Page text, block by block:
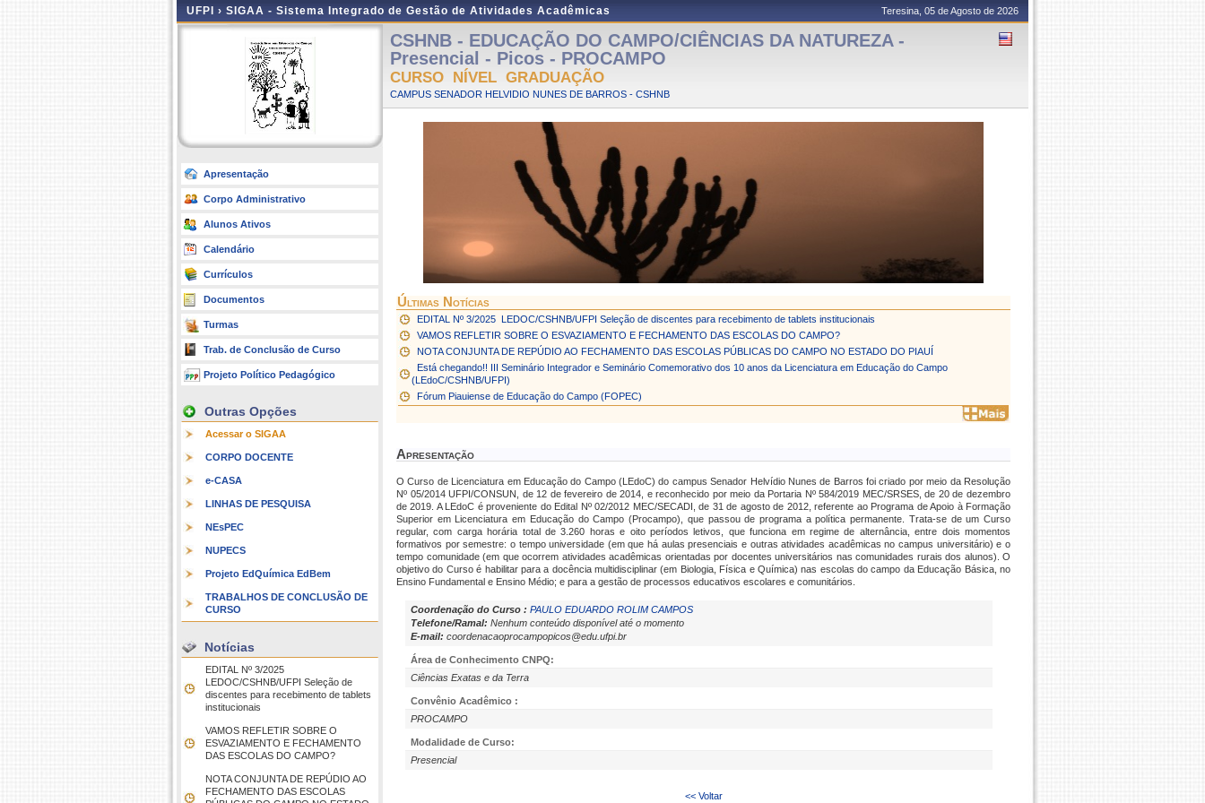
UFPI › SIGAA - Sistema Integrado de Gestão de Atividades Acadêmicas Teresina, 05 de Agosto de 2026
Apresentação
Corpo Administrativo
Alunos Ativos
Calendário
Currículos
Documentos
Turmas
Trab. de Conclusão de Curso
Projeto Político Pedagógico
Outras Opções
Acessar o SIGAA
CORPO DOCENTE
e-CASA
LINHAS DE PESQUISA
NEsPEC
NUPECS
Projeto EdQuímica EdBem
TRABALHOS DE CONCLUSÃO DE
CURSO
Notícias
EDITAL Nº 3/2025 
LEDOC/CSHNB/UFPI Seleção de
discentes para recebimento de tablets
institucionais
VAMOS REFLETIR SOBRE O
ESVAZIAMENTO E FECHAMENTO
DAS ESCOLAS DO CAMPO?
NOTA CONJUNTA DE REPÚDIO AO
FECHAMENTO DAS ESCOLAS
CSHNB - EDUCAÇÃO DO CAMPO/CIÊNCIAS DA NATUREZA -
Presencial - Picos - PROCAMPO
CURSO NÍVEL GRADUAÇÃO
CAMPUS SENADOR HELVIDIO NUNES DE BARROS - CSHNB
Últimas Notícias
EDITAL Nº 3/2025  LEDOC/CSHNB/UFPI Seleção de discentes para recebimento de tablets institucionais
VAMOS REFLETIR SOBRE O ESVAZIAMENTO E FECHAMENTO DAS ESCOLAS DO CAMPO?
NOTA CONJUNTA DE REPÚDIO AO FECHAMENTO DAS ESCOLAS PÚBLICAS DO CAMPO NO ESTADO DO PIAUÍ
Está chegando!! III Seminário Integrador e Seminário Comemorativo dos 10 anos da Licenciatura em Educação do Campo
(LEdoC/CSHNB/UFPI)
Fórum Piauiense de Educação do Campo (FOPEC)
Apresentação
O Curso de Licenciatura em Educação do Campo (LEdoC) do campus Senador Helvídio Nunes de Barros foi criado por meio da Resolução
Nº 05/2014 UFPI/CONSUN, de 12 de fevereiro de 2014, e reconhecido por meio da Portaria Nº 584/2019 MEC/SRSES, de 20 de dezembro
de 2019. A LEdoC é proveniente do Edital Nº 02/2012 MEC/SECADI, de 31 de agosto de 2012, referente ao Programa de Apoio à Formação
Superior em Licenciatura em Educação do Campo (Procampo), que passou de programa a política permanente. Trata-se de um Curso
regular, com carga horária total de 3.260 horas e oito períodos letivos, que funciona em regime de alternância, entre dois momentos
formativos por semestre: o tempo universidade (em que há aulas presenciais e outras atividades acadêmicas no campus universitário) e o
tempo comunidade (em que ocorrem atividades acadêmicas orientadas por docentes universitários nas comunidades rurais dos alunos). O
objetivo do Curso é habilitar para a docência multidisciplinar (em Biologia, Física e Química) nas escolas do campo da Educação Básica, no
Ensino Fundamental e Ensino Médio; e para a gestão de processos educativos escolares e comunitários.
Coordenação do Curso : PAULO EDUARDO ROLIM CAMPOS
Telefone/Ramal: Nenhum conteúdo disponível até o momento
E-mail: coordenacaoprocampopicos@edu.ufpi.br
Área de Conhecimento CNPQ:
Ciências Exatas e da Terra
Convênio Acadêmico :
PROCAMPO
Modalidade de Curso:
Presencial
<< Voltar